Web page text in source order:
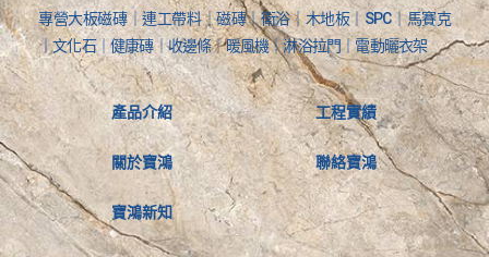
專營大板磁磚｜連工帶料｜磁磚｜衛浴｜木地板｜SPC｜馬賽克
｜文化石｜健康磚｜收邊條｜暖風機｜淋浴拉門｜電動曬衣架
產品介紹
關於寶鴻
寶鴻新知
工程實績
聯絡寶鴻